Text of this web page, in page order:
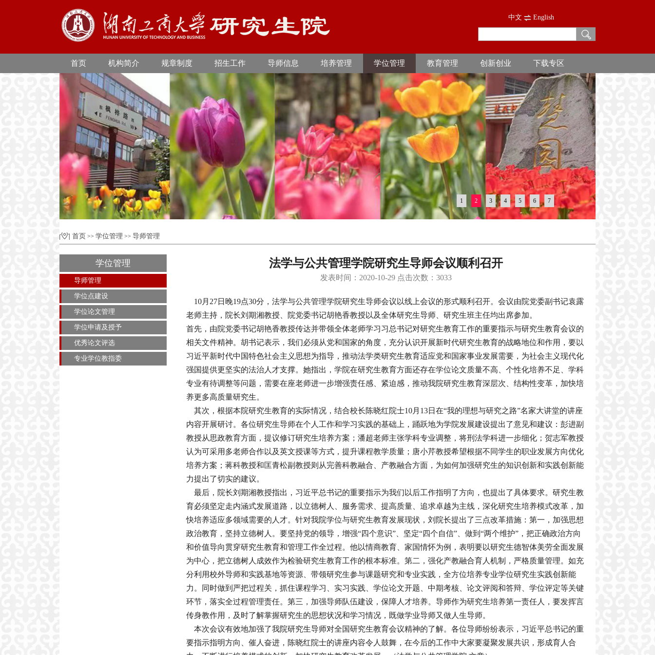
中文 English
首页 机构简介 规章制度 招生工作 导师信息 培养管理 学位管理 教育管理 创新创业 下载专区
1 2 3 4 5 6 7
首页 >> 学位管理 >> 导师管理
学位管理
导师管理
学位点建设
学位论文管理
学位申请及授予
优秀论文评选
专业学位教指委
法学与公共管理学院研究生导师会议顺利召开
发表时间：2020-10-29 点击次数： 3033
10月27日晚19点30分，法学与公共管理学院研究生导师会议以线上会议的形式顺利召开。会议由院党委副书记袁露
老师主持，院长刘期湘教授、院党委书记胡艳香教授以及全体研究生导师、研究生班主任均出席参加。
首先，由院党委书记胡艳香教授传达并带领全体老师学习习总书记对研究生教育工作的重要指示与研究生教育会议的
相关文件精神。胡书记表示，我们必须从党和国家的角度，充分认识开展新时代研究生教育的战略地位和作用，要以
习近平新时代中国特色社会主义思想为指导，推动法学类研究生教育适应党和国家事业发展需要，为社会主义现代化
强国提供更坚实的法治人才支撑。她指出，学院在研究生教育方面还存在学位论文质量不高、个性化培养不足、学科
专业有待调整等问题，需要在座老师进一步增强责任感、紧迫感，推动我院研究生教育深层次、结构性变革，加快培
养更多高质量研究生。
其次，根据本院研究生教育的实际情况，结合校长陈晓红院士10月13日在“我的理想与研究之路”名家大讲堂的讲座
内容开展研讨。各位研究生导师在个人工作和学习实践的基础上，踊跃地为学院发展建设提出了意见和建议：彭进副
教授从思政教育方面，提议修订研究生培养方案；潘超老师主张学科专业调整，将刑法学科进一步细化；贺志军教授
认为可采用多老师合作以及英文授课等方式，提升课程教学质量；唐小芹教授希望根据不同学生的职业发展方向优化
培养方案；蒋科教授和匡青松副教授则从完善科教融合、产教融合方面，为如何加强研究生的知识创新和实践创新能
力提出了切实的建议。
最后，院长刘期湘教授指出，习近平总书记的重要指示为我们以后工作指明了方向，也提出了具体要求。研究生教
育必须坚定走内涵式发展道路，以立德树人、服务需求、提高质量、追求卓越为主线，深化研究生培养模式改革，加
快培养适应多领域需要的人才。针对我院学位与研究生教育发展现状，刘院长提出了三点改革措施：第一，加强思想
政治教育，坚持立德树人。要坚持党的领导，增强“四个意识”、坚定“四个自信”、做到“两个维护”，把正确政治方向
和价值导向贯穿研究生教育和管理工作全过程。他以情商教育、家国情怀为例，表明要以研究生德智体美劳全面发展
为中心，把立德树人成效作为检验研究生教育工作的根本标准。第二，强化产教融合育人机制，严格质量管理。如充
分利用校外导师和实践基地等资源、带领研究生参与课题研究和专业实践，全方位培养专业学位研究生实践创新能
力。同时做到严把过程关，抓住课程学习、实习实践、学位论文开题、中期考核、论文评阅和答辩、学位评定等关键
环节，落实全过程管理责任。第三，加强导师队伍建设，保障人才培养。导师作为研究生培养第一责任人，要发挥言
传身教作用，及时了解掌握研究生的思想状况和学习情况，既做学业导师又做人生导师。
本次会议有效地加强了我院研究生导师对全国研究生教育会议精神的了解。各位导师纷纷表示，习近平总书记的重
要指示指明方向、催人奋进，陈晓红院士的讲座内容令人鼓舞，在今后的工作中大家要凝聚发展共识，形成育人合